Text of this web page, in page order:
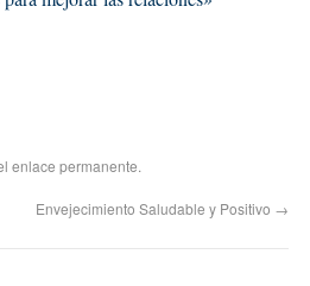
enlace permanente.
Envejecimiento Saludable y Positivo →